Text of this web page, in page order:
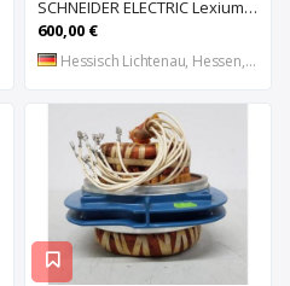
SCHNEIDER ELECTRIC Lexium 32 LXM32MU90M2 AC-Servoantrieb, Servoregler, Antriebsregler, Serv
600,00 €
Hessisch Lichtenau, Hessen, DE